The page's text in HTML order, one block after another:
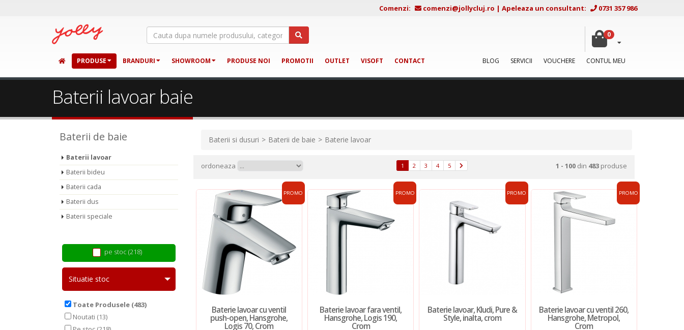
Comenzi: comenzi@jollycluj.ro | Apeleaza un consultant: 0731 357 986
0
PRODUSE BRANDURI SHOWROOM PRODUSE NOI PROMOTII OUTLET VISOFT CONTACT BLOG SERVICII VOUCHERE CONTUL MEU
Baterii lavoar baie
Baterii de baie
Baterii lavoar
Baterii bideu
Baterii cada
Baterii dus
Baterii speciale
pe stoc (218)
Situatie stoc
Toate Produsele (483)
Noutati (13)
Baterii si dusuri Baterii de baie Baterie lavoar
ordoneaza 1 2 3 4 5 1 - 100din 483produse
PROMO
Baterie lavoar cu ventil
push-open, Hansgrohe,
Logis 70, Crom
PROMO
Baterie lavoar fara ventil,
Hansgrohe, Logis 190,
Crom
PROMO
Baterie lavoar, Kludi, Pure &
Style, inalta, crom
PROMO
Baterie lavoar cu ventil 260,
Hansgrohe, Metropol,
Crom